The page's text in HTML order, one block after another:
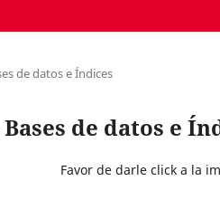
de datos e Índices
de datos e
Favor de darle click a la